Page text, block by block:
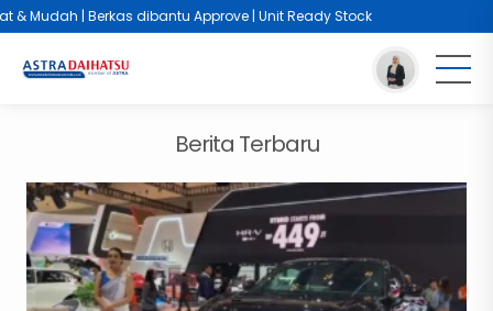
Mudah | Berkas dibantu Approve | Unit Ready Stock
Berita Terbaru